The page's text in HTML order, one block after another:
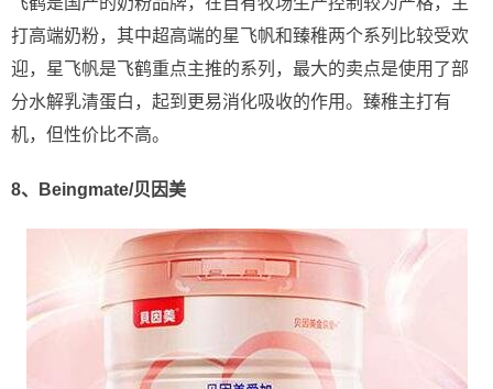
打高端奶粉，其中超高端的星飞帆和臻稚两个系列比较受欢
迎，星飞帆是飞鹤重点主推的系列，最大的卖点是使用了部
分水解乳清蛋白，起到更易消化吸收的作用。臻稚主打有
机，但性价比不高。
8、Beingmate/贝因美